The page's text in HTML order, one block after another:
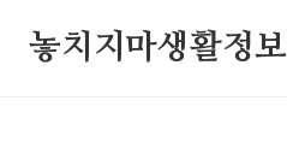
놓치지마생활정보